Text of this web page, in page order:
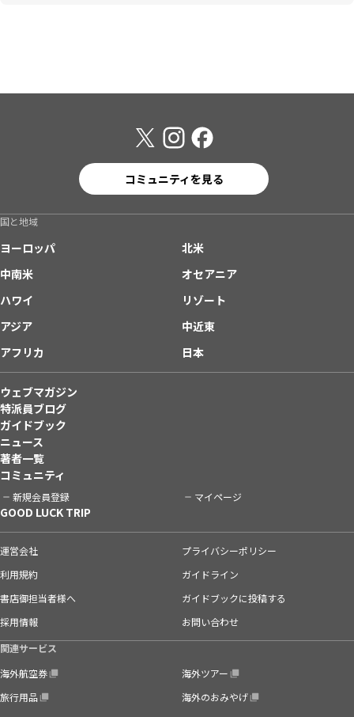
コミュニティを見る
国と地域
ヨーロッパ
北米
中南米
オセアニア
ハワイ
リゾート
アジア
中近東
アフリカ
日本
ウェブマガジン
特派員ブログ
ガイドブック
ニュース
著者一覧
コミュニティ
新規会員登録 マイページ
GOOD LUCK TRIP
運営会社
プライバシーポリシー
利用規約
ガイドライン
書店御担当者様へ
ガイドブックに投稿する
採用情報
お問い合わせ
関連サービス
海外航空券
海外ツアー
旅行用品
海外のおみやげ